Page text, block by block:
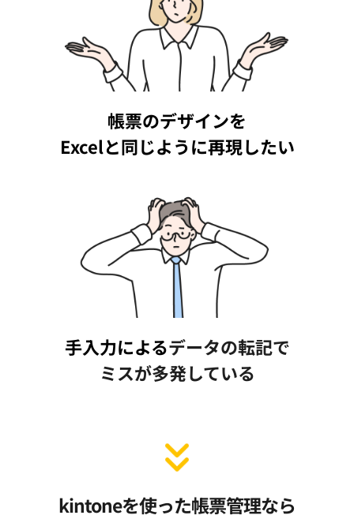
帳票のデザインを
Excelと同じように再現したい
手入力によるデータの転記で
ミスが多発している
kintoneを使った帳票管理なら